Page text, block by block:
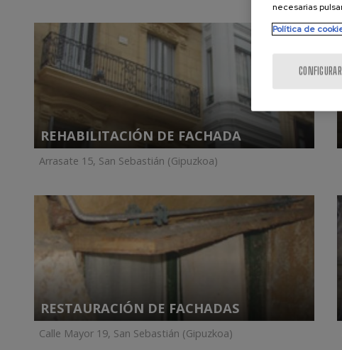
REHABILITACIÓN DE FACHADA
Arrasate 15, San Sebastián (Gipuzkoa)
RESTAURACIÓN DE FACHADAS
Calle Mayor 19, San Sebastián (Gipuzkoa)
necesarias
Política de
CONFIGURAR